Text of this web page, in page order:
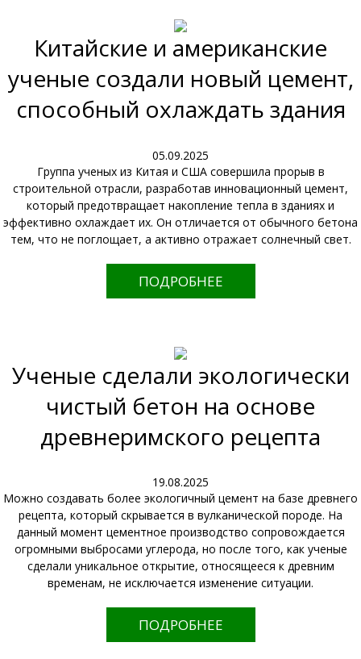
Китайские и американские
ученые создали новый цемент,
способный охлаждать здания
05.09.2025
Группа ученых из Китая и США совершила прорыв в
строительной отрасли, разработав инновационный цемент,
который предотвращает накопление тепла в зданиях и
эффективно охлаждает их. Он отличается от обычного бетона
тем, что не поглощает, а активно отражает солнечный свет.
ПОДРОБНЕЕ
Ученые сделали экологически
чистый бетон на основе
древнеримского рецепта
19.08.2025
Можно создавать более экологичный цемент на базе древнего
рецепта, который скрывается в вулканической породе. На
данный момент цементное производство сопровождается
огромными выбросами углерода, но после того, как ученые
сделали уникальное открытие, относящееся к древним
временам, не исключается изменение ситуации.
ПОДРОБНЕЕ